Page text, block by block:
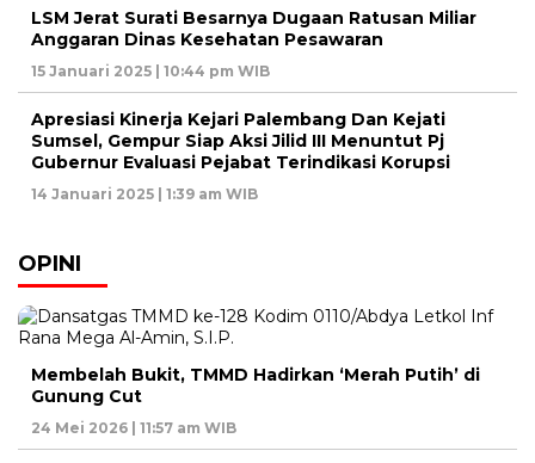
LSM Jerat Surati Besarnya Dugaan Ratusan Miliar
Anggaran Dinas Kesehatan Pesawaran
15 Januari 2025 | 10:44 pm WIB
Apresiasi Kinerja Kejari Palembang Dan Kejati
Sumsel, Gempur Siap Aksi Jilid III Menuntut Pj
Gubernur Evaluasi Pejabat Terindikasi Korupsi
14 Januari 2025 | 1:39 am WIB
OPINI
Membelah Bukit, TMMD Hadirkan ‘Merah Putih’ di
Gunung Cut
24 Mei 2026 | 11:57 am WIB